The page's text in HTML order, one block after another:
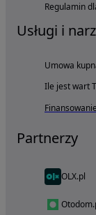
Regulamin
Usługi i
Umowa
Ile jest wart
Finansowanie
Partnerzy
OLX.pl